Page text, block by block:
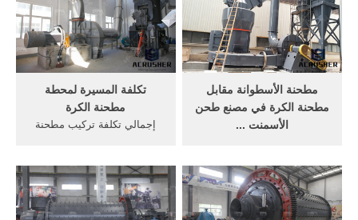
مطحنة الأسطوانة طحن الكلنكر
الأسمنت في المكسيك . 200
طن تكلفة محطة الاسمنت
تكلفة المسيرة لمحطة
مطحنة الكرة
إجمالي تكلفة تركيب مطحنة
1 5 م السعر المنخفض الكرة
مطحنة طحن خام صناعة
الإعلام الكرة للحديد والنحاس.
مطحنة الأسطوانة مقابل
مطحنة الكرة في مصنع طحن
الأسمنت ...
مزايا طاحونة الأسطوانة
العمودية على مطحنة الكرة
الاسمنت مطحنة الكرة, تأثير